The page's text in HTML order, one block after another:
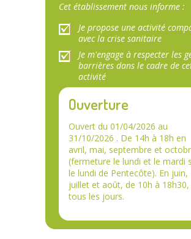
Cet établissement nous informe :
Je propose une activité
avec la crise sanitaire
Je m'engage à respecter les
barrières dans le cadre de
activité
Ouverture
Ouvert du 01/04/2026 au
31/10/2026 . De 14h à 18h en
avril, mai, septembre et
(fermeture le lundi et le mardi
le lundi de Pentecôte). En juin,
juillet et août, de 10h à 18h30,
tous les jours.